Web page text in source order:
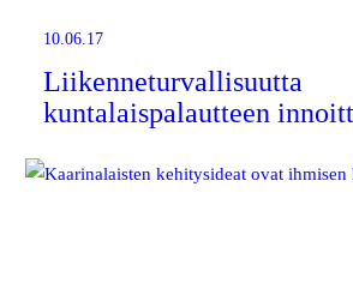
10.06.17
Liikenneturvallisuutta
kuntalaispalautteen